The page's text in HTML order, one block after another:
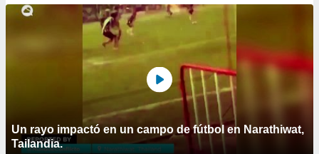
Un rayo impactó en un campo de fútbol en Narathiwat,
Tailandia.